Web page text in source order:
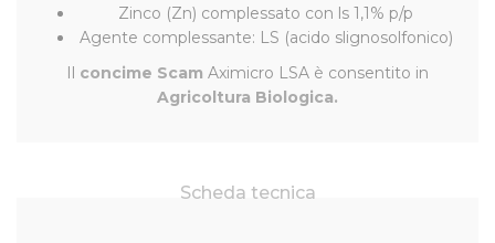
Zinco (Zn) complessato con ls 1,1% p/p
Agente complessante: LS (acido slignosolfonico)
Il concime Scam Aximicro LSA è consentito in
Agricoltura Biologica.
Scheda tecnica